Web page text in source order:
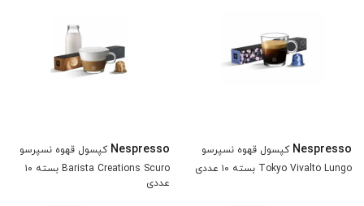
Nespresso کپسول قهوه نسپرسو
Tokyo Vivalto Lungo بسته ۱۰ عددی
Nespresso کپسول قهوه نسپرسو
Barista Creations Scuro بسته ۱۰
عددی